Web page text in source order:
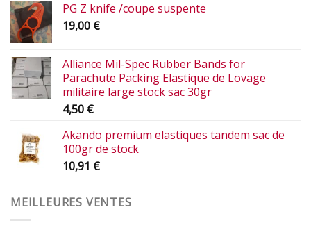
PG Z knife /coupe suspente
19,00 €
Alliance Mil-Spec Rubber Bands for
Parachute Packing Elastique de Lovage
militaire large stock sac 30gr
4,50 €
Akando premium elastiques tandem sac de
100gr de stock
10,91 €
MEILLEURES VENTES